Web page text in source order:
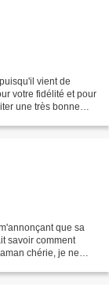
vient de
votre fidélité et pour
une très bonne
que sa
savoir comment
chérie, je ne